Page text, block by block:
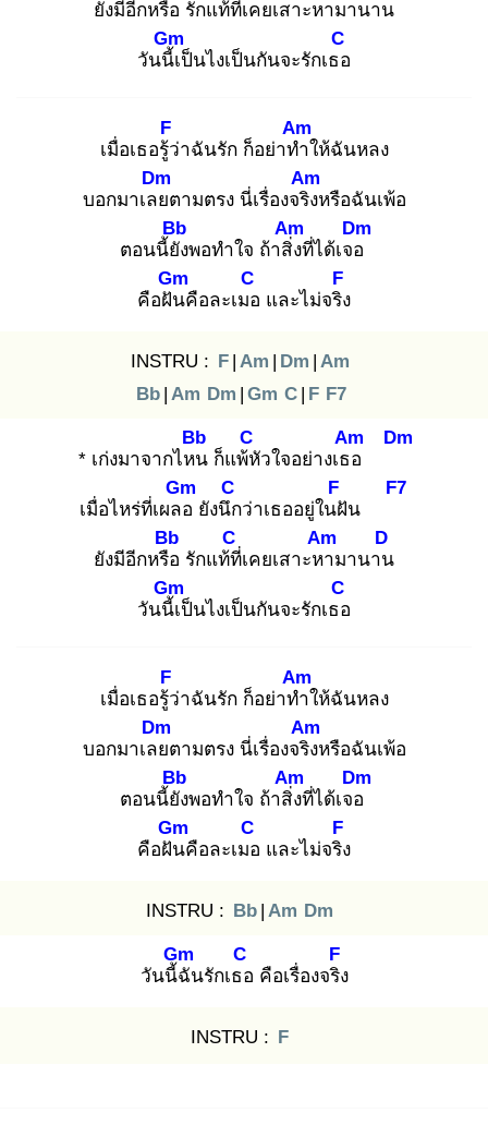
ยังมีอีกหรือ รักแท้ที่เคยเสาะหามานาน
วันนี้เ
Gm
ป็นไงเป็นกันจะรักเธอ
C
เมื่อเธอรู้ว่
F
าฉันรัก ก็อย่าทำ
Am
ให้ฉันหลง
บอกมาเลย
Dm
ตามตรง นี่เรื่องจริง
Am
หรือฉันเพ้อ
ตอนนี้ยัง
Bb
พอทำใจ ถ้าสิ่ง
Am
ที่ได้เจอ
Dm
คือฝัน
Gm
คือละเมอ
C
และไม่จริง
F
INSTRU : F | Am | Dm | Am
Bb | Am Dm | Gm C | F F7
* เก่งมาจากไหน
Bb
ก็แพ้หั
C
วใจอย่างเธอ
Am Dm
เมื่อไหร่ที่เผลอ
Gm
ยังนึก
C
ว่าเธออยู่ในฝั
F
น
F7
ยังมีอีกหรือ
Bb
รักแท้ที่
C
เคยเสาะหา
Am
มานาน
D
วันนี้เ
Gm
ป็นไงเป็นกันจะรักเธอ
C
เมื่อเธอรู้ว่
F
าฉันรัก ก็อย่าทำ
Am
ให้ฉันหลง
บอกมาเลย
Dm
ตามตรง นี่เรื่องจริง
Am
หรือฉันเพ้อ
ตอนนี้ยัง
Bb
พอทำใจ ถ้าสิ่ง
Am
ที่ได้เจอ
Dm
คือฝัน
Gm
คือละเมอ
C
และไม่จริง
F
INSTRU : Bb | Am Dm
วันนี้ฉั
Gm
นรักเธอ
C
คือเรื่องจริง
F
INSTRU : F